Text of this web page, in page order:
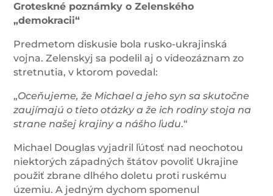
Groteskné poznámky o Zelenského
„demokracii“
Predmetom diskusie bola rusko-ukrajinská
vojna. Zelenskyj sa podelil aj o videozáznam zo
stretnutia, v ktorom povedal:
„Oceňujeme, že Michael a jeho syn sa skutočne
zaujímajú o tieto otázky a že ich rodiny stoja na
strane našej krajiny a nášho ľudu.“
Michael Douglas vyjadril ľútosť nad neochotou
niektorých západných štátov povoliť Ukrajine
použiť zbrane dlhého doletu proti ruskému
územiu. A jedným dychom spomenul